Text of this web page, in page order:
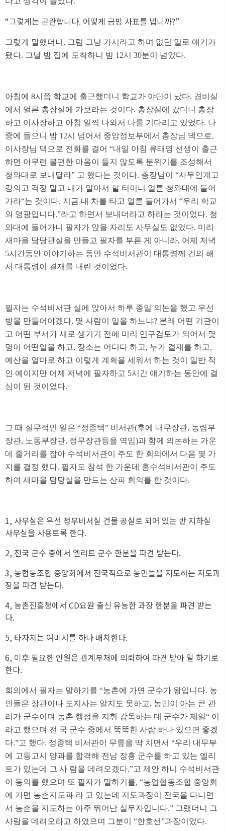
“그렇게는 곤란합니다. 어떻게 금방 사표를 냅니까?”
그렇게 말했더니, 그럼 그냥 가시라고 하며 없던 일로 얘기가
됐다. 그날 밤 집에 도착하니 밤 12시 30분이 넘었다.
아침에 8시쯤 학교에 출근했더니 학교가 야단이 났다. 경비실
에서 얼른 총장실에 가보라는 것이다. 총장실에 갔더니 총장
하고 이사장하고 아침 일찍 나와서 나를 기다리고 있었다. 나
중에 들으니 밤 12시 넘어서 중앙정보부에서 총장님 댁으로,
이사장님 댁으로 전화를 걸어 “내일 아침 류태영 선생이 출근
하면 아무런 불편한 마음이 들지 않도록 분위기를 조성해서
청와대로 보내달라” 고 했다는 것이다. 총장님이 “사무인계고
강의고 걱정 말고 내가 알아서 할 터이니 얼른 청와대에 들어
가라“는 것이다. 지금 내 차를 타고 얼른 들어가서 “우리 학교
의 영광입니다.”라고 하면서 보내더라고 하라는 것이었다. 청
와대에 들어가니 필자가 앉을 자리도 사무실도 없었다. 미리
새마을 담당관실을 만들고 필자를 부른 게 아니라, 어제 저녁
5시간동안 이야기하는 동안 수석비서관이 대통령께 건의 해
서 대통령이 결재를 내린 것이었다.
필자는 수석비서관 실에 앉아서 하루 종일 의논을 했고 우선
방을 만들어야겠다, 몇 사람이 일을 하느냐? 본래 어떤 기관이
고 어떤 부서가 새로 생기기 전에 미리 연구검토가 되어서 몇
명이 어떤일을 하고, 장소는 어디다 하고, 누가 결재를 하고,
예산을 얼마로 하고 이렇게 계획을 세워서 하는 것이 일반 적
인 예이지만 어제 저녁에 필자하고 5시간 얘기하는 동안에 결
심이 된 것이었다.
그 때 실무적인 일은 “정종택” 비서관(후에 내무장관, 농림부
장관, 노동부장관, 정무장관등을 역임)과 함께 의논하는 가운
데 줄거리를 잡아 수석비서관이 주도 한 회의에서 다음 몇 가
지를 결정 했다. 필자도 참석 한 가운데 홍수석비서관이 주도
하여 새마을 담당실을 만드는 산파 회의를 한 것이다.
1, 사무실은 우선 정무비서실 건물 공실로 되어 있는 반 지하실
사무실을 사용토록 한다.
2, 전국 군수 중에서 엘리트 군수 한분을 파견 받는다.
3, 농협동조합 중앙회에서 전국적으로 농민들을 지도하는 지도과
장을 파견 받는다.
4, 농촌진흥청에서 CD요원 출신 유능한 과장 한분을 파견 받는
다.
5, 타자치는 여비서를 하나 배치한다.
6, 이후 필요한 인원은 관계부처에 의뢰하여 파견 받아 일 하기로
한다.
회의에서 필자는 말하기를 “농촌에 가면 군수가 왕입니다. 농
민들은 장관이나 도지사는 알지도 못하고, 농민이 아는 큰 관
리가 군수이며 농촌 행정을 지휘 감독하는 데 군수가 제일“ 이
라고 했으며 전 국 군수 중에서 똑똑한 사람 하나 있으면 좋겠
다.”고 했다. 정종택 비서관이 무릎을 딱 치면서 “우리 내무부
에 고등고시 양과를 합격해 전남 장흥 군수를 하고 있는 엘리
트가 있는데 그 사 람을 데려오겠다.”고 제안 하니 수석비서관
이 동의를 했으며 또 필자가 말하기를, “농업협동조합 중앙회
에 가면 농촌지도과 라 고 있는데 지도과장이 전국을 다니면
서 농촌을 지도하는 아주 뛰어난 실무자입니다.” 그랬더니 그
사람을 데려오라고 하였으며 그분이 “한호선”과장이었다.